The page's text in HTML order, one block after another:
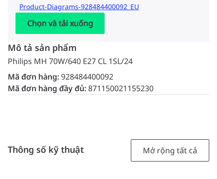
Product-Diagrams-928484400092_EU
Chọn và tải xuống
Mô tả sản phẩm
Philips MH 70W/640 E27 CL 1SL/24
Mã đơn hàng:928484400092
Mã đơn hàng đầy đủ:871150021155230
Thông số kỹ thuật Mở rộng tất cả